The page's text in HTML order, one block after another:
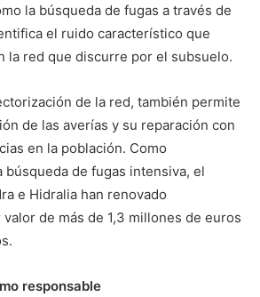
la búsqueda de fugas a través de
el ruido característico que
la red que discurre por el subsuelo.
de la red, también permite
de las averías y su reparación con
en la población. Como
búsqueda de fugas intensiva, el
e Hidralia han renovado
de más de 1,3 millones de euros
responsable